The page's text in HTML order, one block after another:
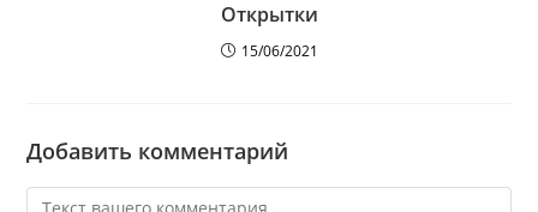
Открытки
15/06/2021
Добавить комментарий